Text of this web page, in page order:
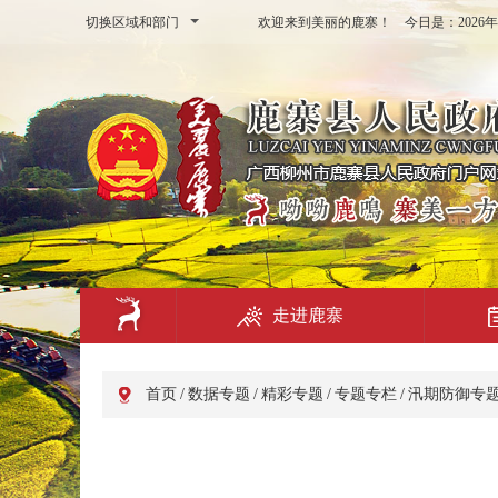
切换区域和部门 欢迎来到美丽的鹿寨！ 今日是： 2026
走进鹿寨
首页 / 数据专题 / 精彩专题 / 专题专栏 / 汛期防御专